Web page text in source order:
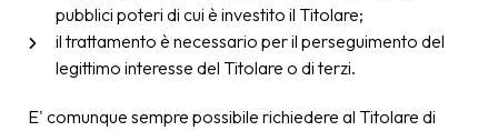
pubblici poteri di cui è investito il Titolare;
il trattamento è necessario per il perseguimento del
legittimo interesse del Titolare o di terzi.
E' comunque sempre possibile richiedere al Titolare di